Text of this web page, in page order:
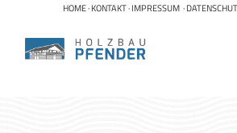
HOME·KONTAKT·IMPRESSUM ·